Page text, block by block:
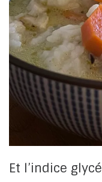
Et l’indice